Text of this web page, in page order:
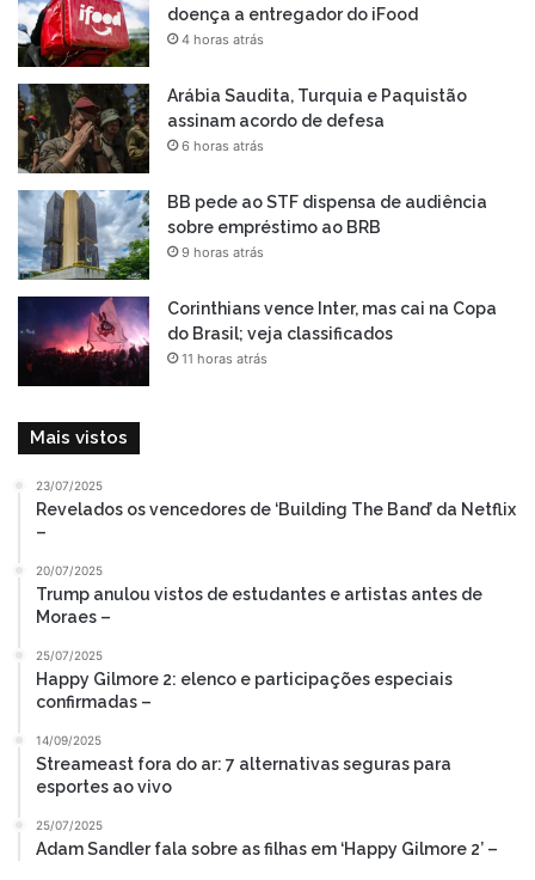
doença a entregador do iFood
4 horas atrás
Arábia Saudita, Turquia e Paquistão
assinam acordo de defesa
6 horas atrás
BB pede ao STF dispensa de audiência
sobre empréstimo ao BRB
9 horas atrás
Corinthians vence Inter, mas cai na Copa
do Brasil; veja classificados
11 horas atrás
Mais vistos
23/07/2025
Revelados os vencedores de ‘Building The Band’ da Netflix
–
20/07/2025
Trump anulou vistos de estudantes e artistas antes de
Moraes –
25/07/2025
Happy Gilmore 2: elenco e participações especiais
confirmadas –
14/09/2025
Streameast fora do ar: 7 alternativas seguras para
esportes ao vivo
25/07/2025
Adam Sandler fala sobre as filhas em ‘Happy Gilmore 2’ –